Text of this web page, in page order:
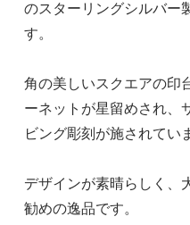
のスターリングシルバー
す。
角の美しいスクエアの印
ーネットが星留めされ、
ビング彫刻が施されてい
デザインが素晴らしく、
勧めの逸品です。